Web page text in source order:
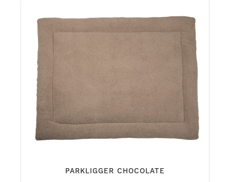
PARKLIGGER CHOCOLATE